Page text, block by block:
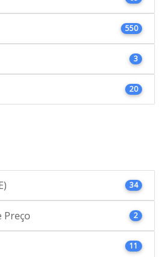
550
3
20
34
Preço 2
11